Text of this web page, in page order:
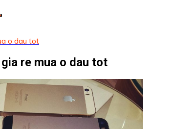
o dau tot
re mua o dau tot